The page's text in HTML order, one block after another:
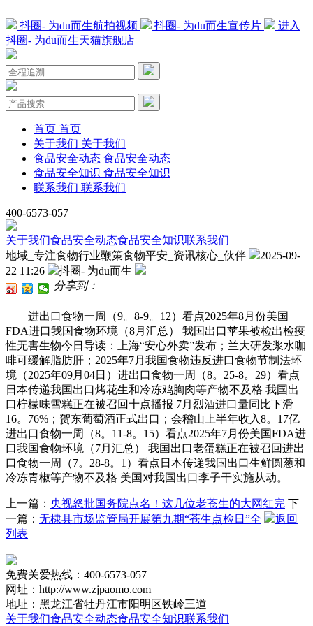
抖圈- 为du而生航拍视频 抖圈- 为du而生宣传片
进入
抖圈- 为du而生天猫旗舰店
首页 首页
关于我们 关于我们
食品安全动态 食品安全动态
食品安全知识 食品安全知识
联系我们 联系我们
400-6573-057
关于我们食品安全动态食品安全知识联系我们
地域_专注食物行业鞭策食物平安_资讯核心_伙伴
2025-09-
22 11:26
抖圈- 为du而生
分享到：
进出口食物一周（9。8-9。12）看点2025年8月份美国
FDA进口我国食物环境（8月汇总） 我国出口苹果被检出检疫
性无害生物今日导读：上海“安心外卖”发布；兰大研发浆水咖
啡可缓解脂肪肝；2025年7月我国食物违反进口食物节制法环
境（2025年09月04日）进出口食物一周（8。25-8。29）看点
日本传递我国出口烤花生和冷冻鸡胸肉等产物不及格 我国出
口柠檬味雪糕正在被召回十点播报 7月烈酒进口量同比下滑
16。76%；贺东葡萄酒正式出口；会稽山上半年收入8。17亿
进出口食物一周（8。11-8。15）看点2025年7月份美国FDA进
口我国食物环境（7月汇总） 我国出口老蛋糕正在被召回进出
口食物一周（7。28-8。1）看点日本传递我国出口生鲜圆葱和
冷冻青椒等产物不及格 美国对我国出口李子干实施从动。
上一篇： 央视怒批国务院点名！这几位老苍生的大网红完 下
一篇： 无棣县市场监管局开展第九期“苍生点检日”全
返回
列表
免费关爱热线：400-6573-057
网址：http://www.zjpaomo.com
地址：黑龙江省牡丹江市阳明区铁岭三道
关于我们食品安全动态食品安全知识联系我们